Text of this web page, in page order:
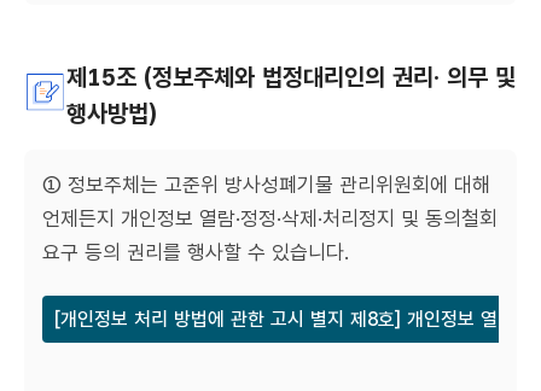
제15조 (정보주체와 법정대리인의 권리· 의무 및
행사방법)
① 정보주체는 고준위 방사성폐기물 관리위원회에 대해
언제든지 개인정보 열람·정정·삭제·처리정지 및 동의철회
요구 등의 권리를 행사할 수 있습니다.
[개인정보 처리 방법에 관한 고시 별지 제8호] 개인정보 열람 요